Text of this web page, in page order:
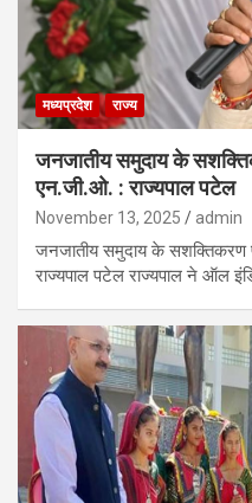
मध्यप्रदेश राज्य
जनजातीय समुदाय के
एन.जी.ओ. : राज्यपाल पटेल
November 13, 2025 admin
जनजातीय समुदाय के सशक्तिकरण
राज्यपाल पटेल राज्यपाल ने ऑल